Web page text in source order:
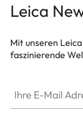
Leica
Mit unseren
faszinierende